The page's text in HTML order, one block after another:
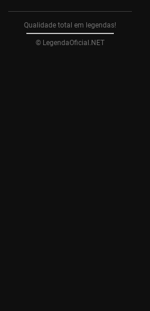
Qualidade total em legendas!
© LegendaOficial.NET